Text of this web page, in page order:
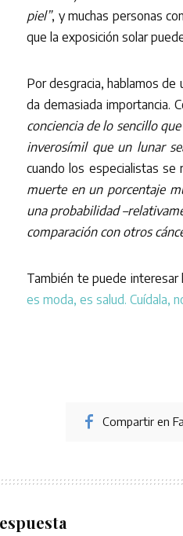
piel”, y muchas personas
que la exposición solar
Por desgracia, hablamos de
da demasiada importancia.
conciencia de lo sencillo
inverosímil que un lunar
cuando los especialistas se
muerte en un porcentaje
una probabilidad
comparación con otros
También te puede interesar
es moda, es salud. Cuídala,
Compartir en